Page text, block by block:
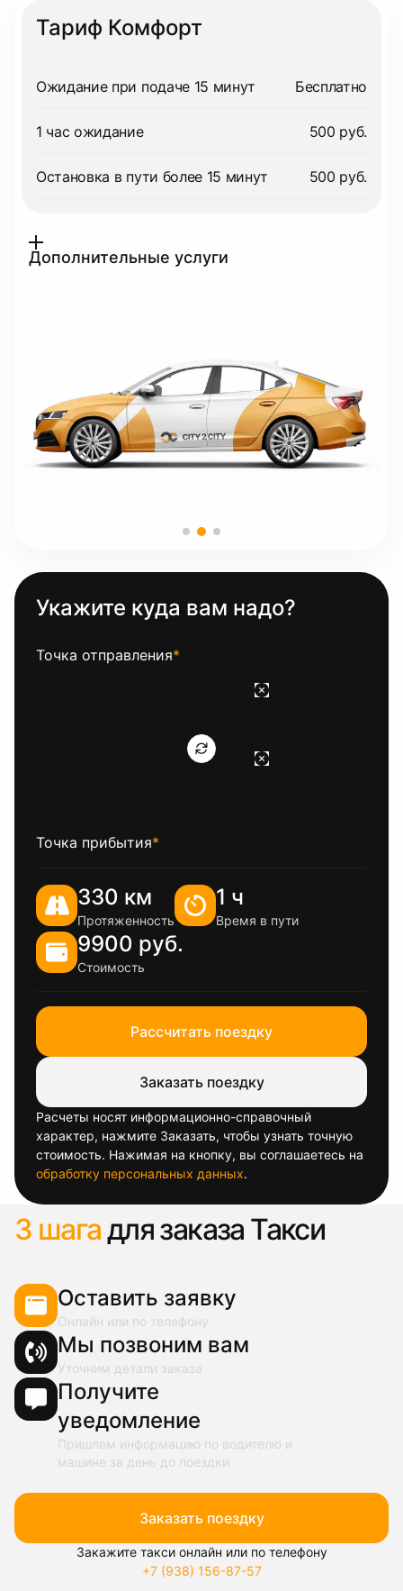
Тариф Комфорт
Ожидание при подаче 15 минут Бесплатно
1 час ожидание 500 руб.
Остановка в пути более 15 минут 500 руб.
Дополнительные услуги
Укажите куда вам надо?
Точка отправления*
Точка прибытия*
330 км
Протяженность
1 ч
Время в пути
9900 руб.
Стоимость
Рассчитать поездку
Заказать поездку
Расчеты носят информационно-справочный
характер, нажмите Заказать, чтобы узнать точную
стоимость. Нажимая на кнопку, вы соглашаетесь на
обработку персональных данных.
3 шагадля заказа Такси
Оставить заявку
Онлайн или по телефону
Мы позвоним вам
Уточним детали заказа
Получите
уведомление
Пришлем информацию по водителю и
машине за день до поездки
Заказать поездку
Закажите такси онлайн или по телефону
+7 (938) 156-87-57